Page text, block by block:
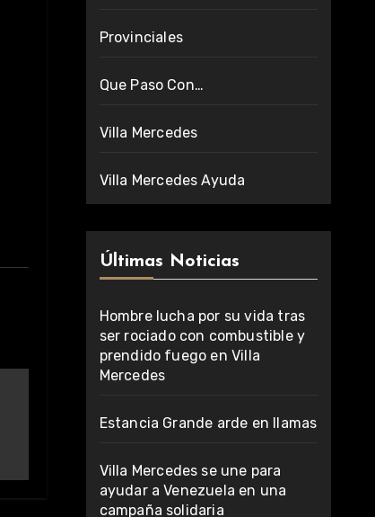
Provinciales
Que Paso Con…
Villa Mercedes
Villa Mercedes Ayuda
Últimas Noticias
Hombre lucha por su vida tras
ser rociado con combustible y
prendido fuego en Villa
Mercedes
Estancia Grande arde en llamas
Villa Mercedes se une para
ayudar a Venezuela en una
campaña solidaria